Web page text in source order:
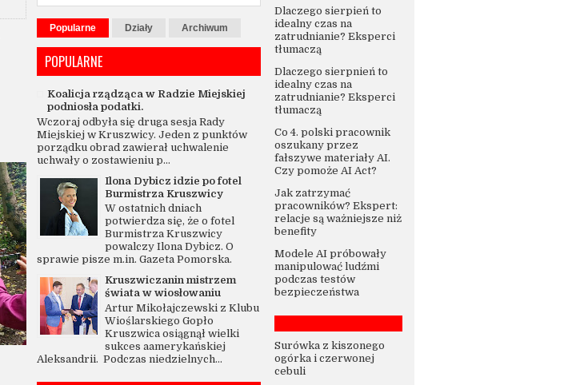
Popularne Działy Archiwum
POPULARNE
Koalicja rządząca w Radzie Miejskiej
podniosła podatki.
Wczoraj odbyła się druga sesja Rady
Miejskiej w Kruszwicy. Jeden z punktów
porządku obrad zawierał uchwalenie
uchwały o zostawieniu p...
Ilona Dybicz idzie po fotel
Burmistrza Kruszwicy
W ostatnich dniach
potwierdza się, że o fotel
Burmistrza Kruszwicy
powalczy Ilona Dybicz. O
sprawie pisze m.in. Gazeta Pomorska.
Kruszwiczanin mistrzem
świata w wiosłowaniu
Artur Mikołajczewski z Klubu
Wioślarskiego Gopło
Kruszwica osiągnął wielki
sukces aamerykańskiej
Aleksandrii. Podczas niedzielnych...
Dlaczego sierpień to
idealny czas na
zatrudnianie? Eksperci
tłumaczą
Dlaczego sierpnień to
idealny czas na
zatrudnianie? Eksperci
tłumaczą
Co 4. polski pracownik
oszukany przez
fałszywe materiały AI.
Czy pomoże AI Act?
Jak zatrzymać
pracowników? Ekspert:
relacje są ważniejsze niż
benefity
Modele AI próbowały
manipulować ludźmi
podczas testów
bezpieczeństwa
Surówka z kiszonego
ogórka i czerwonej
cebuli